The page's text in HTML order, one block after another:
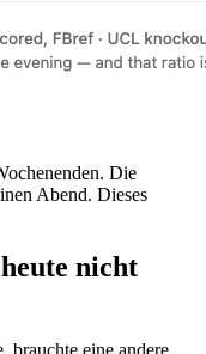
Die
Abend. Dieses
nicht